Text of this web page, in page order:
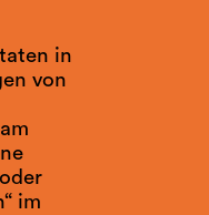
in
von
im